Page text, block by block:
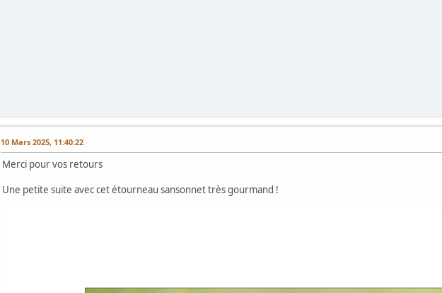
10 Mars 2025, 11:40:22
Merci pour vos retours
Une petite suite avec cet étourneau sansonnet très gourmand !